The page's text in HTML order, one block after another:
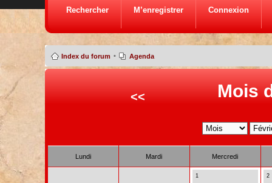
Rechercher M’enregistrer Connexion
Index du forum • Agenda
<< Mois
Lundi Mardi Mercredi
1 2